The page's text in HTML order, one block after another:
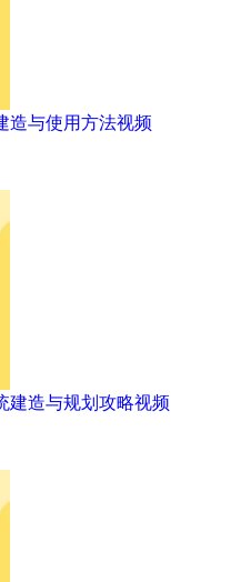
造与使用方法视频
建造与规划攻略视频